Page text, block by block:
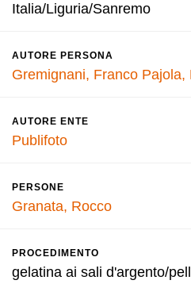
Italia/Liguria/Sanremo
AUTORE PERSONA
Gremignani, Franco Pajola,
AUTORE ENTE
Publifoto
PERSONE
Granata, Rocco
PROCEDIMENTO
gelatina ai sali d'argento/